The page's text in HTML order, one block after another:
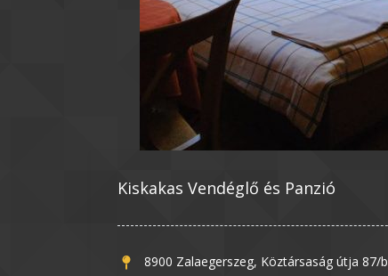
Kiskakas Vendéglő és Panzió
8900 Zalaegerszeg, Köztársaság útja 87/b